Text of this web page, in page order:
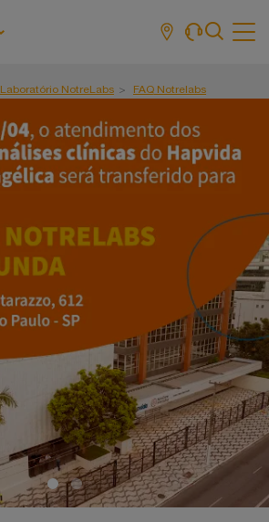
Laboratório NotreLabs FAQ Notrelabs